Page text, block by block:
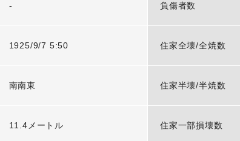
-
1925/9/7 5:50
南南東
11.4メートル
負傷者数
住家全壊/全焼数
住家半壊/半焼数
住家一部損壊数